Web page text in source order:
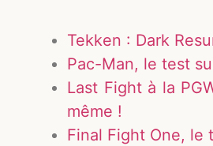
Tekken : Dark
Pac-Man, le test
Last Fight à la
même !
Final Fight One, le